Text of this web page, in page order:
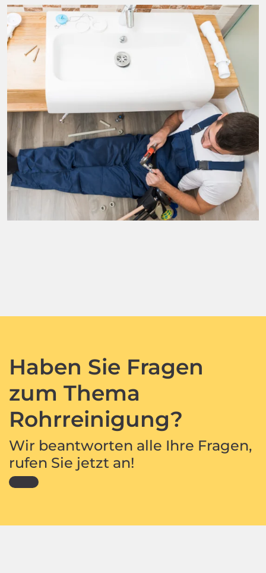
Haben Sie Fragen
zum Thema
Rohrreinigung?
Wir beantworten alle Ihre Fragen,
rufen Sie jetzt an!